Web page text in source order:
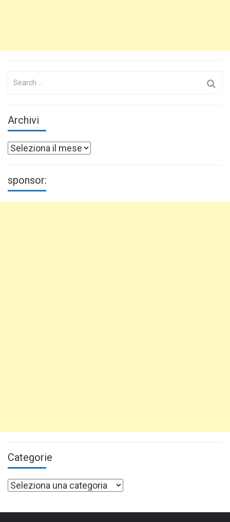
Search
Archivi
Archivi
sponsor:
Categorie
Categorie